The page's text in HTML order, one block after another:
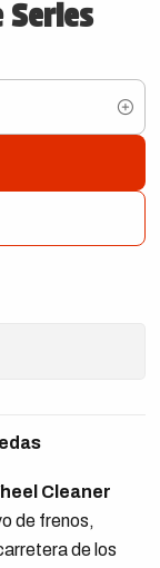
Series
Cleaner
de frenos,
de los